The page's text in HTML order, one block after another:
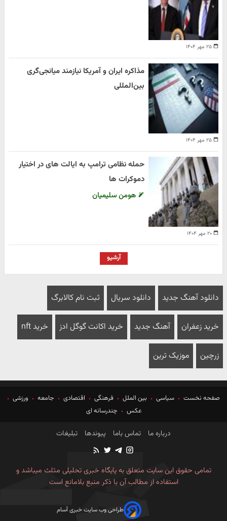
۲۵ مهر ۱۴۰۴
۲۵ مهر ۱۴۰۴
مذاکره ایران و آمریکا نیازمند میانجی‌گری
بین‌المللی
۲۰ مهر ۱۴۰۴
حمله نظامی ترامپ به ایالت های در اختیار
دموکرات ها
هومن سلیمیان
آرشیو
دانلود آهنگ جدید دانلود سریال ثبت نام کالابرگ
خرید زعفران آهنگ جدید خرید اکانت گوگل ادز خرید nft
زرچین موزیک ترین
صفحه نخست سیاسی بین الملل فرهنگی اقتصادی جامعه
ورزشی
عکس
چندرسانه ای
درباره ما تماس باما پیوندها تبلیغات
تمامی حقوق این سایت متعلق به پایگاه خبری تحلیلی مثلث میباشد و
استفاده از مطالب آن با ذکر منبع بلامانع است
طراحی وب سایت خبری آسام